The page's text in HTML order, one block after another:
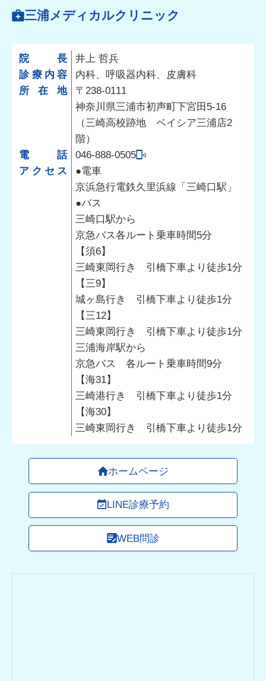
三浦メディカルクリニック
院長
井上 哲兵
診療内容
内科、呼吸器内科、皮膚科
所在地
〒238-0111
神奈川県三浦市初声町下宮田5-16
（三崎高校跡地 ベイシア三浦店2
階）
電話
046-888-0505
アクセス
●電車
京浜急行電鉄久里浜線「三崎口駅」
●バス
三崎口駅から
京急バス各ルート乗車時間5分
【須6】
三崎東岡行き 引橋下車より徒歩1分
【三9】
城ヶ島行き 引橋下車より徒歩1分
【三12】
三崎東岡行き 引橋下車より徒歩1分
三浦海岸駅から
京急バス 各ルート乗車時間9分
【海31】
三崎港行き 引橋下車より徒歩1分
【海30】
三崎東岡行き 引橋下車より徒歩1分
ホームページ
LINE診療予約
WEB問診